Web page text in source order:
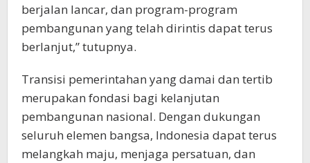
berjalan lancar, dan program-program
pembangunan yang telah dirintis dapat terus
berlanjut,” tutupnya.
Transisi pemerintahan yang damai dan tertib
merupakan fondasi bagi kelanjutan
pembangunan nasional. Dengan dukungan
seluruh elemen bangsa, Indonesia dapat terus
melangkah maju, menjaga persatuan, dan